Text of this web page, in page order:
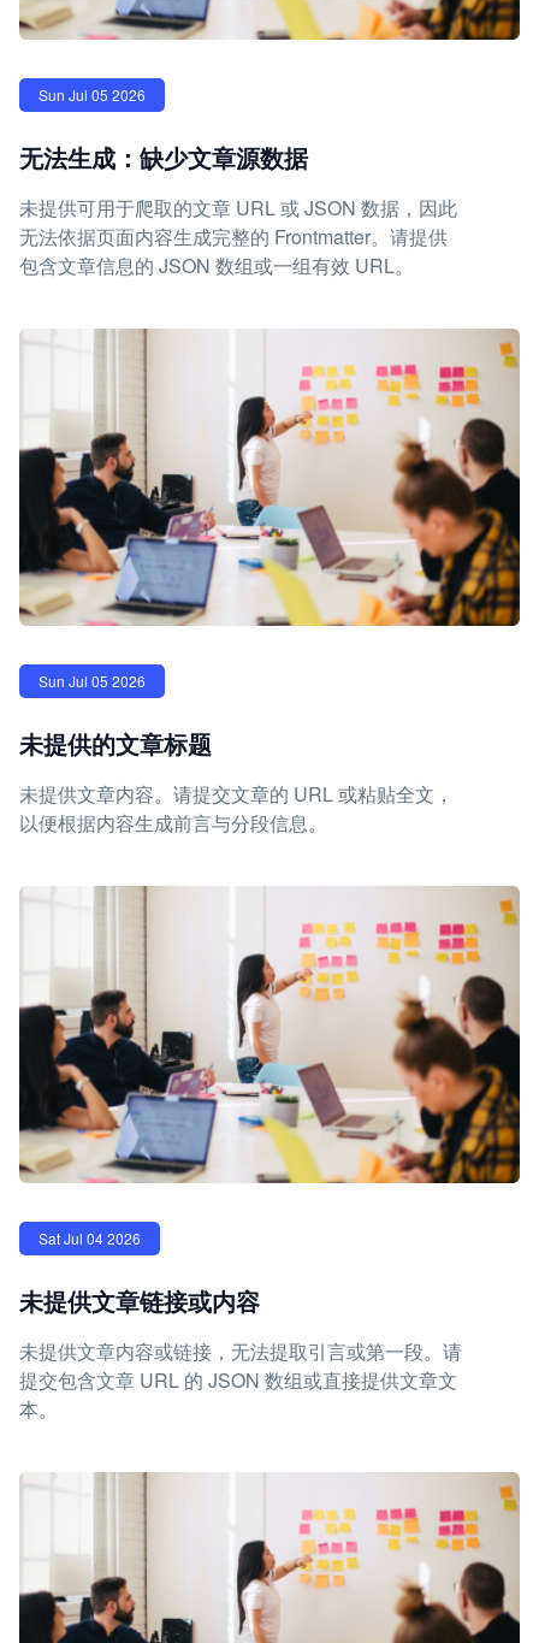
Sun Jul 05 2026
无法生成：缺少文章源数据
未提供可用于爬取的文章 URL 或 JSON 数据，因此
无法依据页面内容生成完整的 Frontmatter。请提供
包含文章信息的 JSON 数组或一组有效 URL。
Sun Jul 05 2026
未提供的文章标题
未提供文章内容。请提交文章的 URL 或粘贴全文，
以便根据内容生成前言与分段信息。
Sat Jul 04 2026
未提供文章链接或内容
未提供文章内容或链接，无法提取引言或第一段。请
提交包含文章 URL 的 JSON 数组或直接提供文章文
本。